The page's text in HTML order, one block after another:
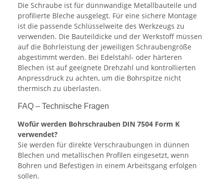
Die Schraube ist für dünnwandige Metallbauteile und
profilierte Bleche ausgelegt. Für eine sichere Montage
ist die passende Schlüsselweite des Werkzeugs zu
verwenden. Die Bauteildicke und der Werkstoff müssen
auf die Bohrleistung der jeweiligen Schraubengröße
abgestimmt werden. Bei Edelstahl- oder härteren
Blechen ist auf geeignete Drehzahl und kontrollierten
Anpressdruck zu achten, um die Bohrspitze nicht
thermisch zu überlasten.
FAQ – Technische Fragen
Wofür werden Bohrschrauben DIN 7504 Form K
verwendet?
Sie werden für direkte Verschraubungen in dünnen
Blechen und metallischen Profilen eingesetzt, wenn
Bohren und Befestigen in einem Arbeitsgang erfolgen
sollen.